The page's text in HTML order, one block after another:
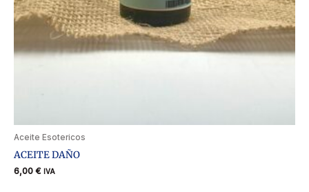
Aceite Esotericos
ACEITE DAÑO
6,00 € IVA